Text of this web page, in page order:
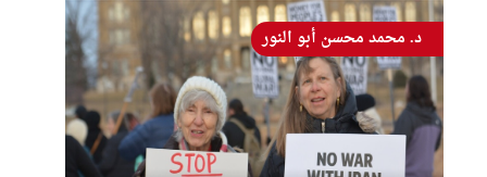
د. محمد محسن أبو النور